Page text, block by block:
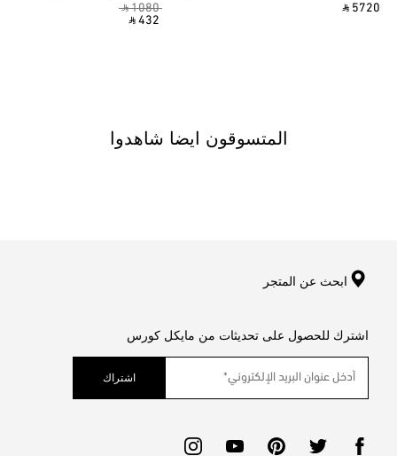
‎ ⃁ 1080 ‎
‎ ⃁ 432 ‎
‎ ⃁ 5720 ‎
المتسوقون ايضا شاهدوا
ابحث عن المتجر
اشترك للحصول على تحديثات من مايكل كورس
اشتراك